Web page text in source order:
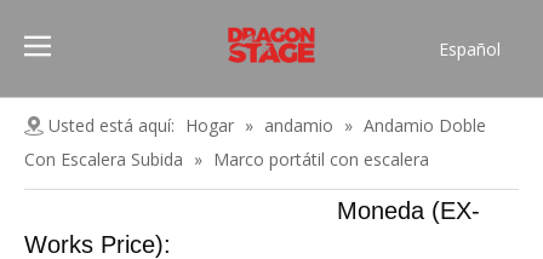
Español
Pусский
العربية
简体中文
Usted está aquí: Hogar » andamio » Andamio Doble
Con Escalera Subida » Marco portátil con escalera
Moneda (EX-
Works Price):